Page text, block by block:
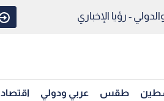
- رؤيا الإخباري
طقس عربي ودولي اقتصاد